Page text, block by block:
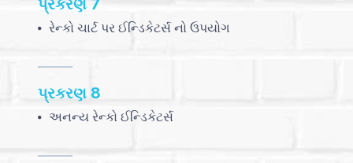
Updated
2023
Total
Views
(5397)
પ્રકરણ 7
રેન્કો ચાર્ટ પર ઈન્ડિકેટર્સ નો ઉપયોગ
પ્રકરણ 8
અનન્ય રેન્કો ઈન્ડિકેટર્સ